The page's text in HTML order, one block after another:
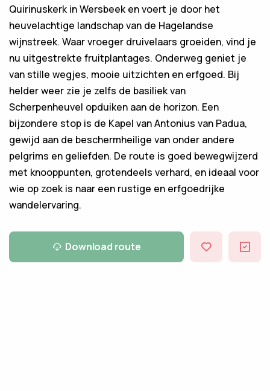
Quirinuskerk in Wersbeek en voert je door het
heuvelachtige landschap van de Hagelandse
wijnstreek. Waar vroeger druivelaars groeiden, vind je
nu uitgestrekte fruitplantages. Onderweg geniet je
van stille wegjes, mooie uitzichten en erfgoed. Bij
helder weer zie je zelfs de basiliek van
Scherpenheuvel opduiken aan de horizon. Een
bijzondere stop is de Kapel van Antonius van Padua,
gewijd aan de beschermheilige van onder andere
pelgrims en geliefden. De route is goed bewegwijzerd
met knooppunten, grotendeels verhard, en ideaal voor
wie op zoek is naar een rustige en erfgoedrijke
wandelervaring.
Download route